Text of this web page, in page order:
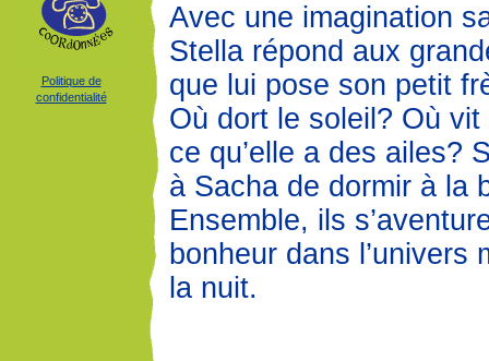
Politique de
confidentialité
Avec une imagination
Stella répond aux
que lui pose son petit
Où dort le soleil? Où
ce qu’elle a des ailes?
à Sacha de dormir à la
Ensemble, ils
bonheur dans l’univers
la nuit.